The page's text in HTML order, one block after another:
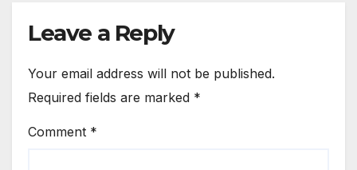
Leave a Reply
Your email address will not be published.
Required fields are marked *
Comment *